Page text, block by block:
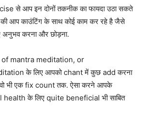
से आप इन दोनों तकनीक का फायदा उठा सकते
आप काउंटिंग के साथ कोई काम कर रहे है जैसे
अनुभव करना और छोड़ना.
of mantra meditation, or
के लिए आपको chant में कुछ add करना
वो भी एक fix count तक. ऐसा करने आपके
के लिए quite beneficial भी साबित